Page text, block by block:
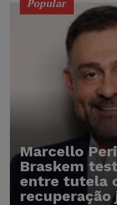
Popular
Marcello
Braskem
entre tutela